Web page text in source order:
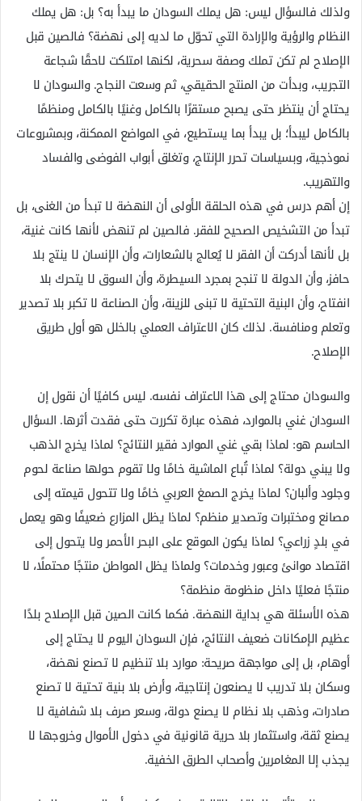
ولذلك فالسؤال ليس: هل يملك السودان ما يبدأ به؟ بل: هل يملك
النظام والرؤية والإرادة التي تحوّل ما لديه إلى نهضة؟ فالصين قبل
الإصلاح لم تكن تملك وصفة سحرية، لكنها امتلكت لاحقًا شجاعة
التجريب، وبدأت من المنتج الحقيقي، ثم وسعت النجاح. والسودان لا
يحتاج أن ينتظر حتى يصبح مستقرًا بالكامل وغنيًا بالكامل ومنظمًا
بالكامل ليبدأ؛ بل يبدأ بما يستطيع، في المواضع الممكنة، وبمشروعات
نموذجية، وبسياسات تحرر الإنتاج، وتغلق أبواب الفوضى والفساد
والتهريب.
إن أهم درس في هذه الحلقة الأولى أن النهضة لا تبدأ من الغنى، بل
تبدأ من التشخيص الصحيح للفقر. فالصين لم تنهض لأنها كانت غنية،
بل لأنها أدركت أن الفقر لا يُعالج بالشعارات، وأن الإنسان لا ينتج بلا
حافز، وأن الدولة لا تنجح بمجرد السيطرة، وأن السوق لا يتحرك بلا
انفتاح، وأن البنية التحتية لا تبنى للزينة، وأن الصناعة لا تكبر بلا تصدير
وتعلم ومنافسة. لذلك كان الاعتراف العملي بالخلل هو أول طريق
الإصلاح.
والسودان محتاج إلى هذا الاعتراف نفسه. ليس كافيًا أن نقول إن
السودان غني بالموارد، فهذه عبارة تكررت حتى فقدت أثرها. السؤال
الحاسم هو: لماذا بقي غني الموارد فقير النتائج؟ لماذا يخرج الذهب
ولا يبني دولة؟ لماذا تُباع الماشية خامًا ولا تقوم حولها صناعة لحوم
وجلود وألبان؟ لماذا يخرج الصمغ العربي خامًا ولا تتحول قيمته إلى
مصانع ومختبرات وتصدير منظم؟ لماذا يظل المزارع ضعيفًا وهو يعمل
في بلدٍ زراعي؟ لماذا يكون الموقع على البحر الأحمر ولا يتحول إلى
اقتصاد موانئ وعبور وخدمات؟ ولماذا يظل المواطن منتجًا محتملًا، لا
منتجًا فعليًا داخل منظومة منظمة؟
هذه الأسئلة هي بداية النهضة. فكما كانت الصين قبل الإصلاح بلدًا
عظيم الإمكانات ضعيف النتائج، فإن السودان اليوم لا يحتاج إلى
أوهام، بل إلى مواجهة صريحة: موارد بلا تنظيم لا تصنع نهضة،
وسكان بلا تدريب لا يصنعون إنتاجية، وأرض بلا بنية تحتية لا تصنع
صادرات، وذهب بلا نظام لا يصنع دولة، وسعر صرف بلا شفافية لا
يصنع ثقة، واستثمار بلا حرية قانونية في دخول الأموال وخروجها لا
يجذب إلا المغامرين وأصحاب الطرق الخفية.